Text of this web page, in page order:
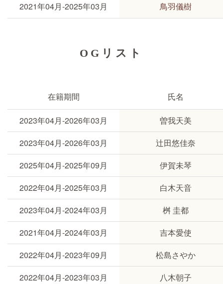
2021年04月-2025年03月 鳥羽儀樹
OGリスト
在籍期間 氏名
2023年04月-2026年03月
曽我天美
2023年04月-2026年03月
辻田悠佳奈
2025年04月-2025年09月
伊賀未琴
2022年04月-2025年03月
白木天音
2023年04月-2024年03月
桝 圭都
2021年04月-2024年03月
吉本愛使
2022年04月-2023年09月
松島さやか
2022年04月-2023年03月
八木朝子